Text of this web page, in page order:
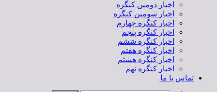
اخبار دومین کنگره
اخبار سومین کنگره
اخبار کنگره چهارم
اخبار کنگره پنجم
اخبار کنگره ششم
اخبار کنگره هفتم
اخبار کنگره هشتم
اخبار کنگره نهم
تماس با ما